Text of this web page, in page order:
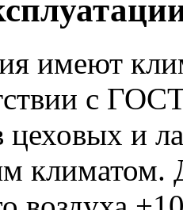
имеют
с
цеховых и
климатом.